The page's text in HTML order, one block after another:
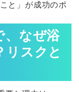
と」が成功のポ
、なぜ浴
リスクと